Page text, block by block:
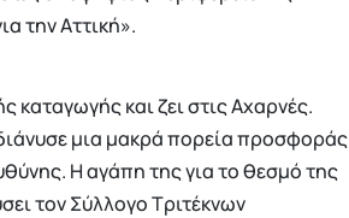
την Αττική».
καταγωγής και ζει στις Αχαρνές.
μια μακρά πορεία προσφοράς
Η αγάπη της για το θεσμό της
τον Σύλλογο Τριτέκνων